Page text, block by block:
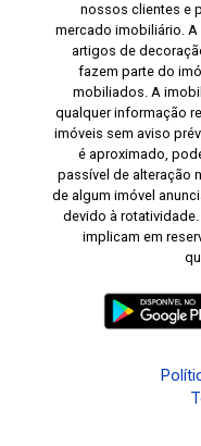
nossos clientes e
mercado imobiliário.
artigos de
fazem parte do
mobiliados. A
qualquer informação
imóveis sem aviso
é aproximado,
passível de alteração
de algum imóvel
devido à
implicam em